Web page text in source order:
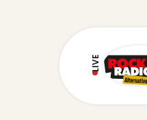
LIVE